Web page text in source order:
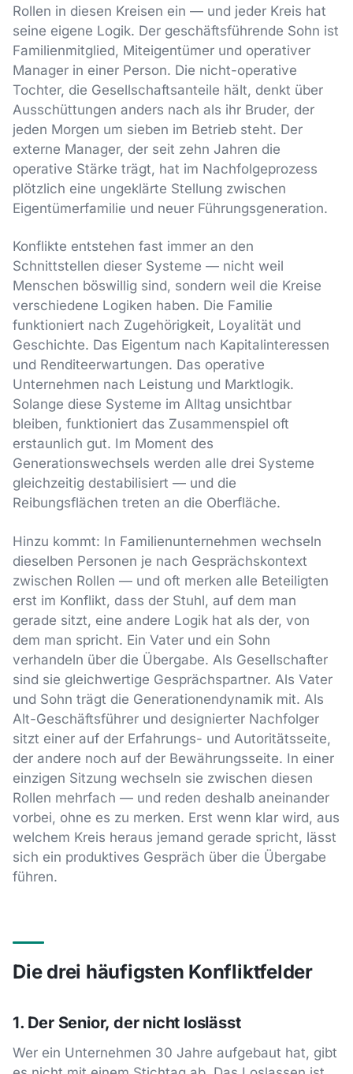
Rollen in diesen Kreisen ein — und jeder Kreis hat
seine eigene Logik. Der geschäftsführende Sohn ist
Familienmitglied, Miteigentümer und operativer
Manager in einer Person. Die nicht-operative
Tochter, die Gesellschaftsanteile hält, denkt über
Ausschüttungen anders nach als ihr Bruder, der
jeden Morgen um sieben im Betrieb steht. Der
externe Manager, der seit zehn Jahren die
operative Stärke trägt, hat im Nachfolgeprozess
plötzlich eine ungeklärte Stellung zwischen
Eigentümerfamilie und neuer Führungsgeneration.
Konflikte entstehen fast immer an den
Schnittstellen dieser Systeme — nicht weil
Menschen böswillig sind, sondern weil die Kreise
verschiedene Logiken haben. Die Familie
funktioniert nach Zugehörigkeit, Loyalität und
Geschichte. Das Eigentum nach Kapitalinteressen
und Renditeerwartungen. Das operative
Unternehmen nach Leistung und Marktlogik.
Solange diese Systeme im Alltag unsichtbar
bleiben, funktioniert das Zusammenspiel oft
erstaunlich gut. Im Moment des
Generationswechsels werden alle drei Systeme
gleichzeitig destabilisiert — und die
Reibungsflächen treten an die Oberfläche.
Hinzu kommt: In Familienunternehmen wechseln
dieselben Personen je nach Gesprächskontext
zwischen Rollen — und oft merken alle Beteiligten
erst im Konflikt, dass der Stuhl, auf dem man
gerade sitzt, eine andere Logik hat als der, von
dem man spricht. Ein Vater und ein Sohn
verhandeln über die Übergabe. Als Gesellschafter
sind sie gleichwertige Gesprächspartner. Als Vater
und Sohn trägt die Generationendynamik mit. Als
Alt-Geschäftsführer und designierter Nachfolger
sitzt einer auf der Erfahrungs- und Autoritätsseite,
der andere noch auf der Bewährungsseite. In einer
einzigen Sitzung wechseln sie zwischen diesen
Rollen mehrfach — und reden deshalb aneinander
vorbei, ohne es zu merken. Erst wenn klar wird, aus
welchem Kreis heraus jemand gerade spricht, lässt
sich ein produktives Gespräch über die Übergabe
führen.
Die drei häufigsten Konfliktfelder
1. Der Senior, der nicht loslässt
Wer ein Unternehmen 30 Jahre aufgebaut hat, gibt